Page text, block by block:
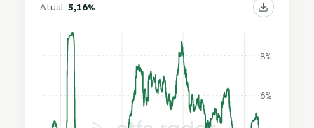
Atual:5,16%
6%
8%